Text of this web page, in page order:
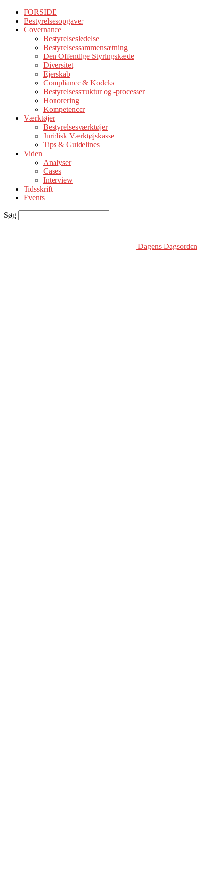
FORSIDE
Bestyrelsesopgaver
Governance
Bestyrelsesledelse
Bestyrelsessammensætning
Den Offentlige Styringskæde
Diversitet
Ejerskab
Compliance & Kodeks
Bestyrelsesstruktur og -processer
Honorering
Kompetencer
Værktøjer
Bestyrelsesværktøjer
Juridisk Værktøjskasse
Tips & Guidelines
Viden
Analyser
Cases
Interview
Tidsskrift
Events
Søg
Dagens Dagsorden